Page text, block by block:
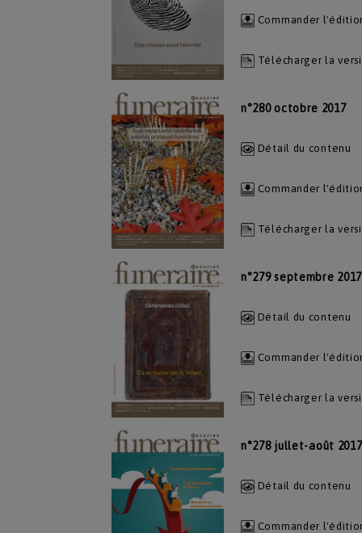
Commander
Télécharger la
n°280 octobre 2017
Détail du contenu
Commander
Télécharger la
n°279 septembre 2017
Détail du contenu
Commander
Télécharger la
n°278 jullet-août 2017
Détail du contenu
Commander